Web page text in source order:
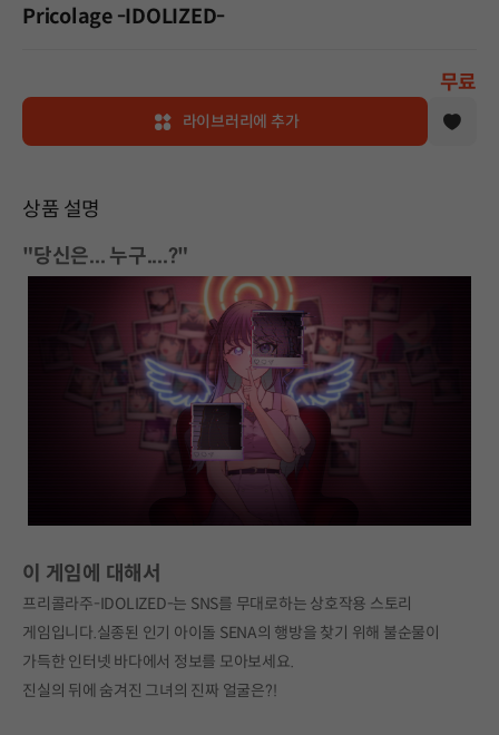
Pricolage -IDOLIZED-
무료
라이브러리에 추가
상품 설명
"당신은... 누구....?"
이 게임에 대해서
프리콜라주-IDOLIZED-는 SNS를 무대로하는 상호작용 스토리
게임입니다.실종된 인기 아이돌 SENA의 행방을 찾기 위해 불순물이
가득한 인터넷 바다에서 정보를 모아보세요.
진실의 뒤에 숨겨진 그녀의 진짜 얼굴은?!